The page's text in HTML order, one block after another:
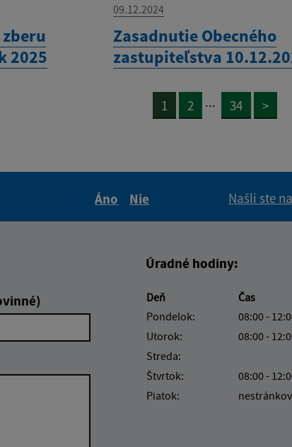
2025
09.12.2024
Zasadnutie Obecného
zastupiteľstva
1 2 ... 34 >
Áno
Nie
Našli ste
Úradné hodiny:
Deň
Čas
Pondelok:
08:00 -
Utorok:
08:00 -
Streda:
Štvrtok:
08:00 -
Piatok: